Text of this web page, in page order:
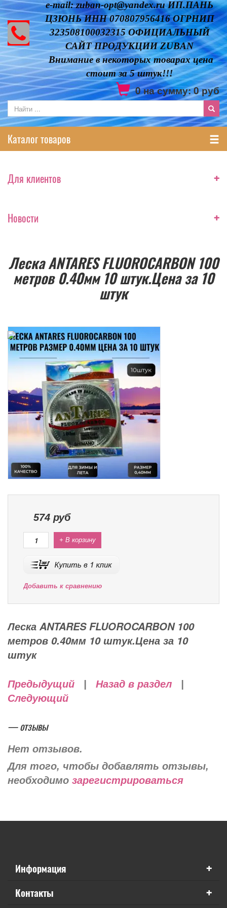
e-mail: zuban-opt@yandex.ru ИП.ПАНЬ
ЦЗЮНЬ ИНН 070807956416 ОГРНИП
323508100032315 ОФИЦИАЛЬНЫЙ
САЙТ ПРОДУКЦИИ ZUBAN
Внимание в некоторых товарах цена
стоит за 5 штук!!!
0на сумму:0руб
Каталог товаров
Для клиентов +
Новости +
Леска ANTARES FLUOROCARBON 100
метров 0.40мм 10 штук.Цена за 10
штук
574 руб
+ В корзину
Добавить к сравнению
Леска ANTARES FLUOROCARBON 100
метров 0.40мм 10 штук.Цена за 10
штук
Предыдущий Назад в раздел
Следующий
— отзывы
Нет отзывов.
Для того, чтобы добавлять отзывы,
необходимо зарегистрироваться
Информация +
Контакты +